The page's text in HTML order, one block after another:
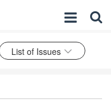
List of Issues